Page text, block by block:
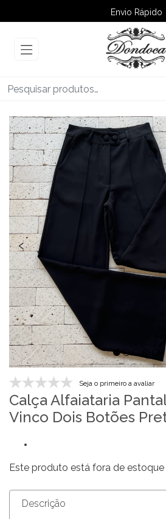
Envio Rápido
➚ Ofertas– Até
‹
Seja o primeiro a avaliar
Calça Alfaiataria
Vinco Dois Botões
Este produto está fora de estoque
Descrição